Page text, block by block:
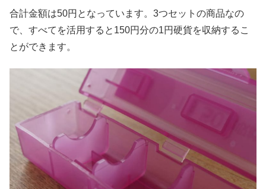
合計金額は50円となっています。3つセットの商品なの
で、すべてを活用すると150円分の1円硬貨を収納するこ
とができます。